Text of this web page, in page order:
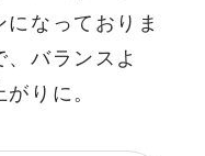
なっておりま
バランスよ
りに。